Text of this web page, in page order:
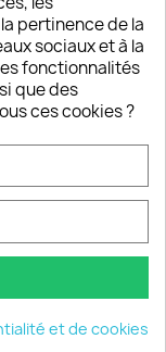
à 18H


keyboard_arrow_down
pertinence de la
sociaux et à la
fonctionnalités
que des
ces cookies ?
et de cookies